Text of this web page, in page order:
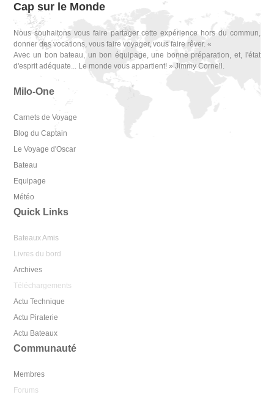
Cap sur le Monde
Nous souhaitons vous faire partager cette expérience hors du commun,
donner des vocations, vous faire voyager, vous faire rêver. «
Avec un bon bateau, un bon équipage, une bonne préparation, et, l'état
d'esprit adéquate... Le monde vous appartient! » Jimmy Cornell.
Milo-One
Carnets de Voyage
Blog du Captain
Le Voyage d'Oscar
Bateau
Equipage
Météo
Quick Links
Bateaux Amis
Livres du bord
Archives
Téléchargements
Actu Technique
Actu Piraterie
Actu Bateaux
Communauté
Membres
Forums